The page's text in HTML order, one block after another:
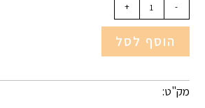
-
+
הוסף לסל
מק"ט: